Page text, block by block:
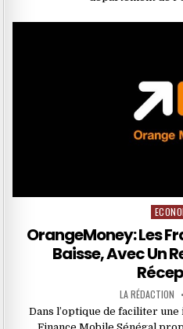
OrangeMoney: Les
Baisse, Avec Un
LA RÉDACTION
Dans l’optique de faciliter